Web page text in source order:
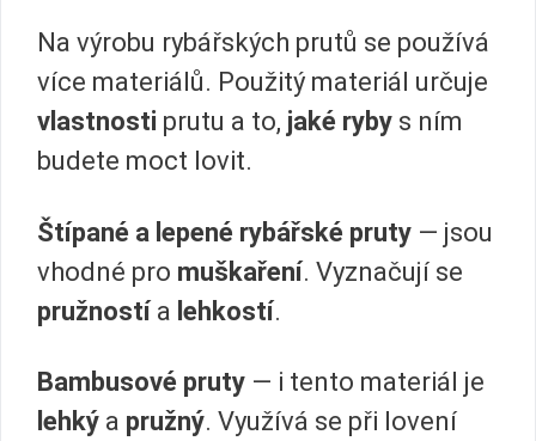
Na výrobu rybářských prutů se používá
více materiálů. Použitý materiál určuje
vlastnosti prutu a to, jaké ryby s ním
budete moct lovit.
Štípané a lepené rybářské pruty — jsou
vhodné pro muškaření. Vyznačují se
pružností a lehkostí.
Bambusové pruty — i tento materiál je
lehký a pružný. Využívá se při lovení